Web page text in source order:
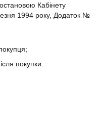
Кабінету
1994 року, Додаток №
покупки.